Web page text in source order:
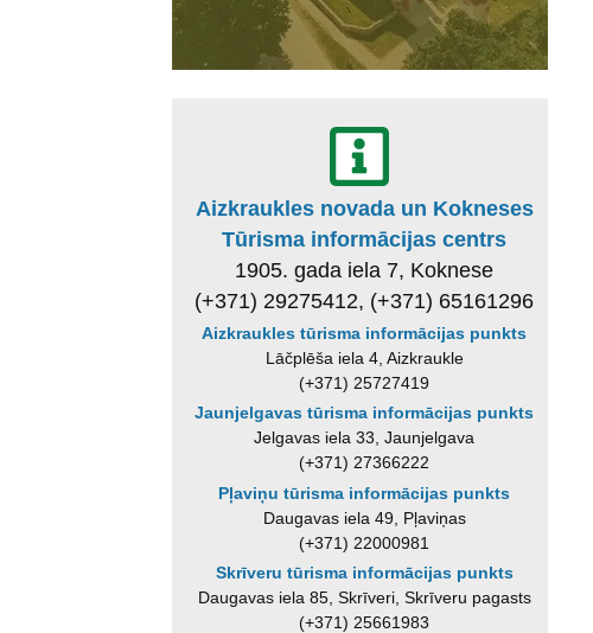
Aizkraukles novada un Kokneses
Tūrisma informācijas centrs
1905. gada iela 7, Koknese
(+371) 29275412, (+371) 65161296
Aizkraukles tūrisma informācijas punkts
Lāčplēša iela 4, Aizkraukle
(+371) 25727419
Jaunjelgavas tūrisma informācijas punkts
Jelgavas iela 33, Jaunjelgava
(+371) 27366222
Pļaviņu tūrisma informācijas punkts
Daugavas iela 49, Pļaviņas
(+371) 22000981
Skrīveru tūrisma informācijas punkts
Daugavas iela 85, Skrīveri, Skrīveru pagasts
(+371) 25661983